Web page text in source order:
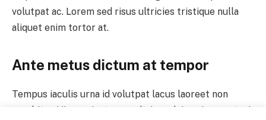
volutpat ac. Lorem sed risus ultricies tristique nulla
aliquet enim tortor at.
Ante metus dictum at tempor
Tempus iaculis urna id volutpat lacus laoreet non
curabitur. Viverra justo nec ultrices dui sapien eget mi.